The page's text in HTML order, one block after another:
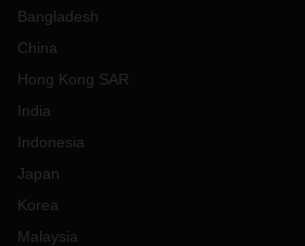
Bangladesh
China
Hong Kong SAR
India
Indonesia
Japan
Korea
Malaysia